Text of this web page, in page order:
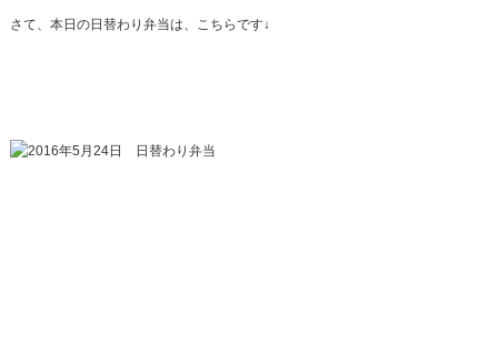
さて、本日の日替わり弁当は、こちらです↓